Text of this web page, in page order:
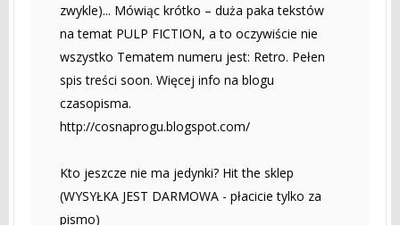
zwykle)... Mówiąc krótko – duża paka tekstów
na temat PULP FICTION, a to oczywiście nie
wszystko Tematem numeru jest: Retro. Pełen
spis treści soon. Więcej info na blogu
czasopisma.
http://cosnaprogu.blogspot.com/
Kto jeszcze nie ma jedynki? Hit the sklep
(WYSYŁKA JEST DARMOWA - płacicie tylko za
pismo)